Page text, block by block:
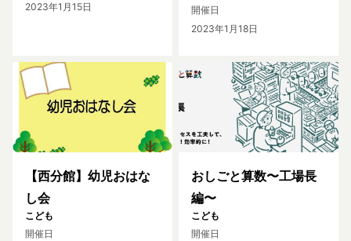
2023年1月15日
開催日
2023年1月18日
【西分館】幼児おはな
し会
こども
開催日
おしごと算数〜工場長
編〜
こども
開催日